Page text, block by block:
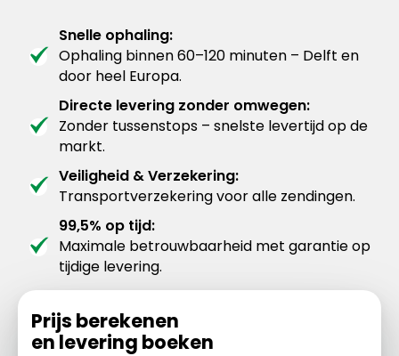
Snelle ophaling:
Ophaling binnen 60–120 minuten – Delft en
door heel Europa.
Directe levering zonder omwegen:
Zonder tussenstops – snelste levertijd op de
markt.
Veiligheid & Verzekering:
Transportverzekering voor alle zendingen.
99,5% op tijd:
Maximale betrouwbaarheid met garantie op
tijdige levering.
Prijs berekenen
en levering boeken